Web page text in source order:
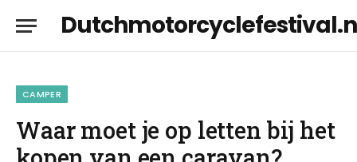
CAMPER
Waar moet je op letten bij het